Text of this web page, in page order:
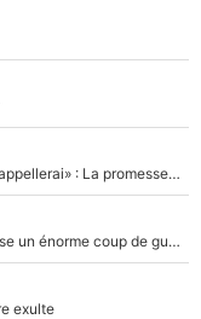
Mercato - OM - «Dès que je prends un club, je t’appellerai» : La promesse de Marcelino au moment de claquer la porte
Victime de racisme contre Murray, Kyrgios pousse un énorme coup de gueule !
exulte